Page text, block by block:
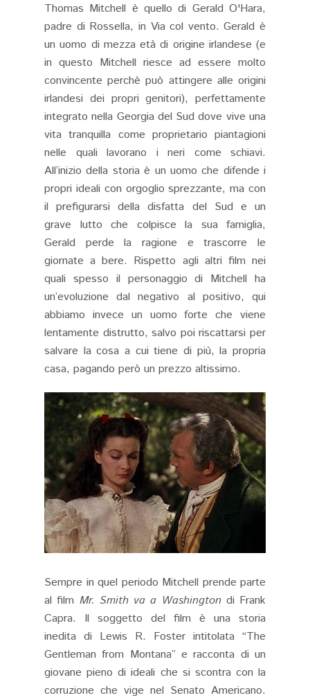
Thomas Mitchell è quello di Gerald O'Hara,
padre di Rossella, in Via col vento. Gerald è
un uomo di mezza età di origine irlandese (e
in questo Mitchell riesce ad essere molto
convincente perchè può attingere alle origini
irlandesi dei propri genitori), perfettamente
integrato nella Georgia del Sud dove vive una
vita tranquilla come proprietario piantagioni
nelle quali lavorano i neri come schiavi.
All’inizio della storia è un uomo che difende i
propri ideali con orgoglio sprezzante, ma con
il prefigurarsi della disfatta del Sud e un
grave lutto che colpisce la sua famiglia,
Gerald perde la ragione e trascorre le
giornate a bere. Rispetto agli altri film nei
quali spesso il personaggio di Mitchell ha
un’evoluzione dal negativo al positivo, qui
abbiamo invece un uomo forte che viene
lentamente distrutto, salvo poi riscattarsi per
salvare la cosa a cui tiene di più, la propria
casa, pagando però un prezzo altissimo.
Sempre in quel periodo Mitchell prende parte
al film Mr. Smith va a Washington di Frank
Capra. Il soggetto del film è una storia
inedita di Lewis R. Foster intitolata “The
Gentleman from Montana” e racconta di un
giovane pieno di ideali che si scontra con la
corruzione che vige nel Senato Americano.